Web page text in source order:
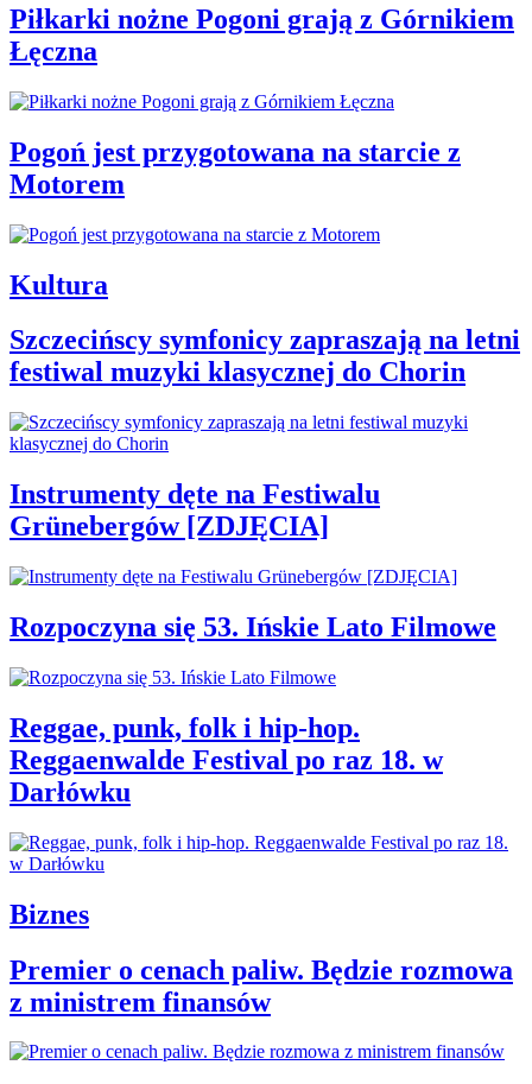
Piłkarki nożne Pogoni grają z Górnikiem
Łęczna
Pogoń jest przygotowana na starcie z
Motorem
Kultura
Szczecińscy symfonicy zapraszają na letni
festiwal muzyki klasycznej do Chorin
Instrumenty dęte na Festiwalu
Grünebergów [ZDJĘCIA]
Rozpoczyna się 53. Ińskie Lato Filmowe
Reggae, punk, folk i hip-hop.
Reggaenwalde Festival po raz 18. w
Darłówku
Biznes
Premier o cenach paliw. Będzie rozmowa
z ministrem finansów